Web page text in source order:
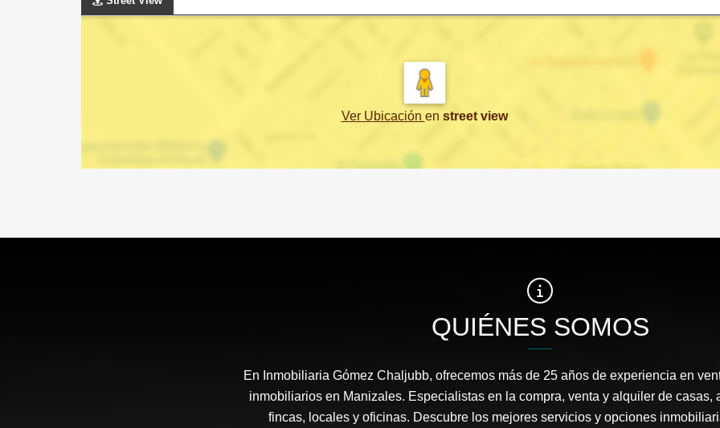
Ver Ubicación en street view
QUIÉNES SOMOS
En Inmobiliaria Gómez Chaljubb, ofrecemos más de 25 años de experiencia en
inmobiliarios en Manizales. Especialistas en la compra, venta y alquiler de casas,
fincas, locales y oficinas. Descubre los mejores servicios y opciones